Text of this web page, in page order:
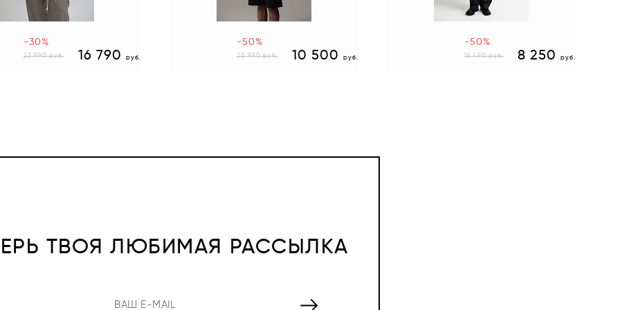
-30%
23 990руб. 16 790 руб.
-50%
20 990руб. 10 500 руб.
-50%
16 490руб. 8 250 руб.
ТВОЯ ЛЮБИМАЯ РАССЫЛКА